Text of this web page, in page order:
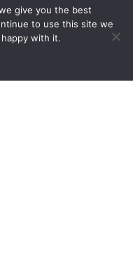
give you the best
to use this site we
with it.